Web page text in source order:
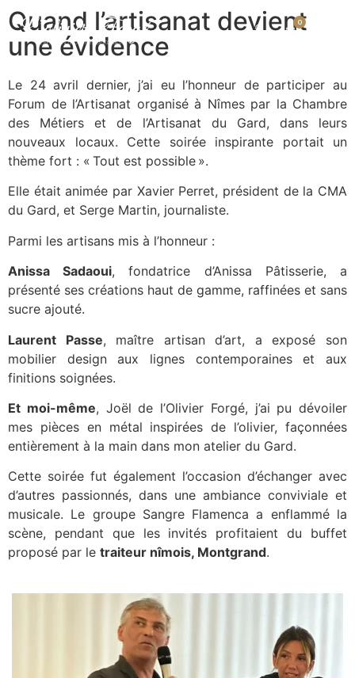
0
Quand l’artisanat devient
une évidence
Le 24 avril dernier, j’ai eu l’honneur de participer au
Forum de l’Artisanat organisé à Nîmes par la Chambre
des Métiers et de l’Artisanat du Gard, dans leurs
nouveaux locaux. Cette soirée inspirante portait un
thème fort : « Tout est possible ».
Elle était animée par Xavier Perret, président de la CMA
du Gard, et Serge Martin, journaliste.
Parmi les artisans mis à l’honneur :
Anissa Sadaoui, fondatrice d’Anissa Pâtisserie, a
présenté ses créations haut de gamme, raffinées et sans
sucre ajouté.
Laurent Passe, maître artisan d’art, a exposé son
mobilier design aux lignes contemporaines et aux
finitions soignées.
Et moi-même, Joël de l’Olivier Forgé, j’ai pu dévoiler
mes pièces en métal inspirées de l’olivier, façonnées
entièrement à la main dans mon atelier du Gard.
Cette soirée fut également l’occasion d’échanger avec
d’autres passionnés, dans une ambiance conviviale et
musicale. Le groupe Sangre Flamenca a enflammé la
scène, pendant que les invités profitaient du buffet
proposé par le traiteur nîmois, Montgrand.